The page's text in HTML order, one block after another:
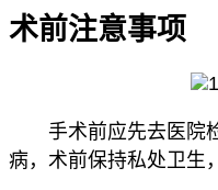
术前注意事项
手术前应先去医院检
病，术前保持私处卫生